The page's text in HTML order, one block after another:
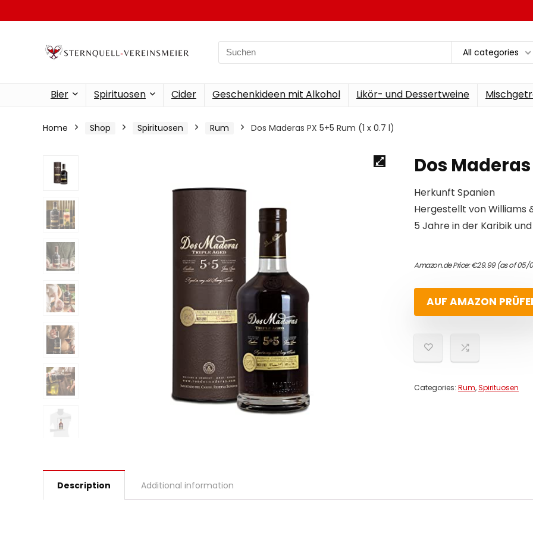
Search
for:
All categories
Bier Spirituosen Cider Geschenkideen mit Alkohol Likör- und Dessertweine
Home Shop Spirituosen Rum Dos Maderas PX 5+5 Rum (1 x 0.7 l)
Dos Maderas
Herkunft Spanien
Hergestellt von Williams
5 Jahre in der Karibik
Amazon.de Price:€29.99(as of 05/
AUF AMAZON
Categories: Rum,Spirituosen
Description Additional information